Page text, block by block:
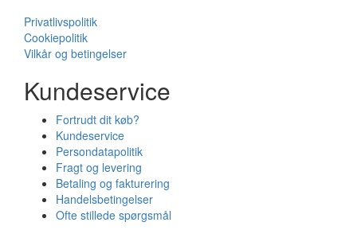
Privatlivspolitik
Cookiepolitik
Vilkår og betingelser
Kundeservice
Fortrudt dit køb?
Kundeservice
Persondatapolitik
Fragt og levering
Betaling og fakturering
Handelsbetingelser
Ofte stillede spørgsmål